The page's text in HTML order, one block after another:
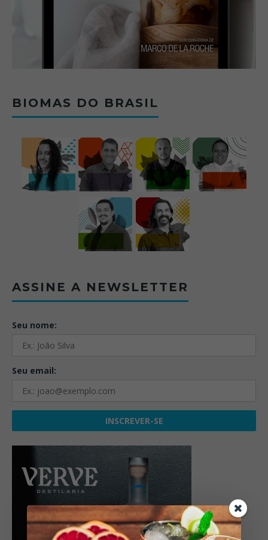
BIOMAS DO BRASIL
ASSINE A NEWSLETTER
Seu nome:
Seu email: